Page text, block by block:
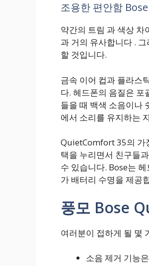
조용한 편안함
약간의 트림 과 색상
과 거의 유사합니다 .
할 것입니다.
금속 이어 컵과 플라스
다. 헤드폰의 음질은 포
들을 때 백색 소음이나
에서 소리를 유지하는
QuietComfort 35의 가
택을 누리면서 친구들
수 있습니다. Bose는
가 배터리 수명을 제공
풍모 Bose
여러분이 접하게 될 몇
소음 제거 기능